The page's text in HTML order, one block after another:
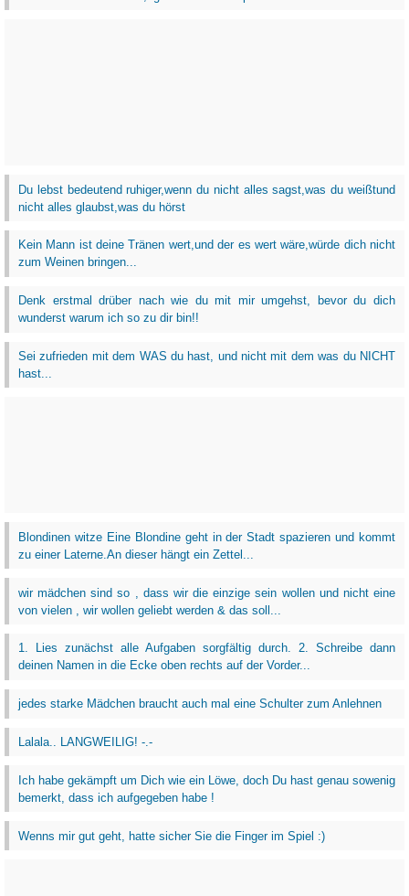
Du lebst bedeutend ruhiger,wenn du nicht alles sagst,was du weißtund
nicht alles glaubst,was du hörst
Kein Mann ist deine Tränen wert,und der es wert wäre,würde dich nicht
zum Weinen bringen...
Denk erstmal drüber nach wie du mit mir umgehst, bevor du dich
wunderst warum ich so zu dir bin!!
Sei zufrieden mit dem WAS du hast, und nicht mit dem was du NICHT
hast...
Blondinen witze Eine Blondine geht in der Stadt spazieren und kommt
zu einer Laterne.An dieser hängt ein Zettel...
wir mädchen sind so , dass wir die einzige sein wollen und nicht eine
von vielen , wir wollen geliebt werden & das soll...
1. Lies zunächst alle Aufgaben sorgfältig durch. 2. Schreibe dann
deinen Namen in die Ecke oben rechts auf der Vorder...
jedes starke Mädchen braucht auch mal eine Schulter zum Anlehnen
Lalala.. LANGWEILIG! -.-
Ich habe gekämpft um Dich wie ein Löwe, doch Du hast genau sowenig
bemerkt, dass ich aufgegeben habe !
Wenns mir gut geht, hatte sicher Sie die Finger im Spiel :)